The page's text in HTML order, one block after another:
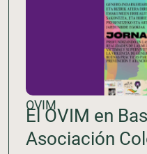
OVIM
El OVIM en
Asociación